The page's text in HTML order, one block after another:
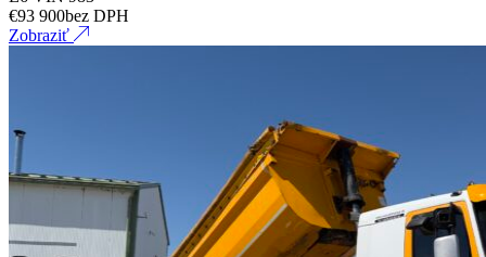
€93 900bez DPH
Zobraziť